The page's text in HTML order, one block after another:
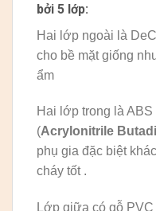
bởi 5 lớp:
Hai lớp ngoài là
cho bề mặt giống
ẩm
Hai lớp trong là
(Acrylonitrile
phụ gia đặc biệt
cháy tốt .
Lớp giữa có gỗ